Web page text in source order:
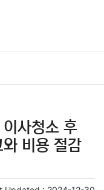
사청소 후
비용 절감